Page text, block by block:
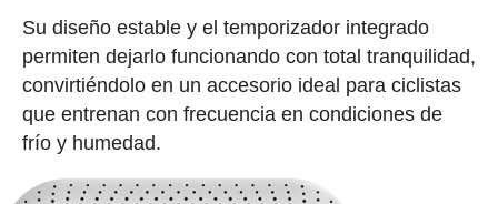
Su diseño estable y el temporizador integrado
permiten dejarlo funcionando con total tranquilidad,
convirtiéndolo en un accesorio ideal para ciclistas
que entrenan con frecuencia en condiciones de
frío y humedad.